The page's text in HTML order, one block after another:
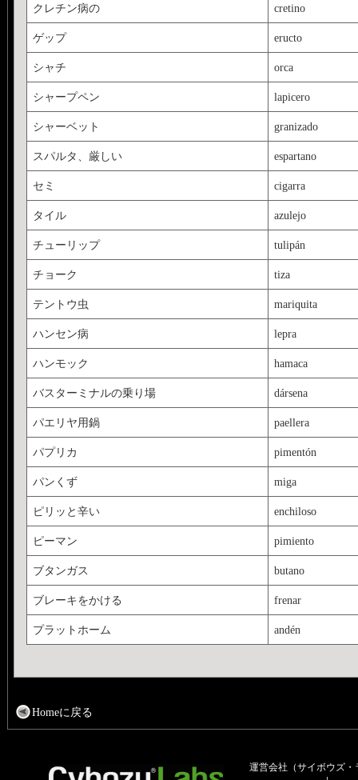
クレチン病の cretino
ゲップ eructo
シャチ orca
シャープペン lapicero
シャーベット granizado
スパルタ、厳しい espartano
セミ cigarra
タイル azulejo
チューリップ tulipán
チョーク tiza
テントウ虫 mariquita
ハンセン病 lepra
ハンモック hamaca
バスターミナルの乗り場 dársena
パエリヤ用鍋 paellera
パプリカ pimentón
パンくず miga
ピリッと辛い enchiloso
ピーマン pimiento
ブタンガス butano
ブレーキをかける frenar
プラットホーム andén
Homeに戻る
運営会社（サイボウズ・